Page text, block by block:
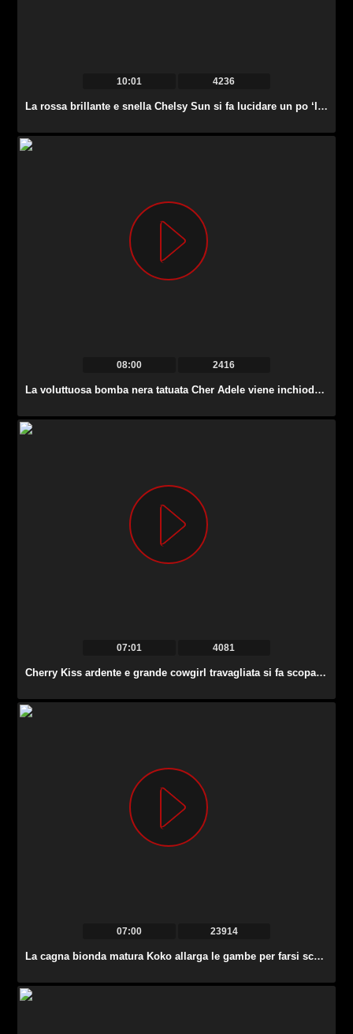
10:01 4236
La rossa brillante e snella Chelsy Sun si fa lucidare un po ‘l’ano dallo stallone.
08:00 2416
La voluttuosa bomba nera tatuata Cher Adele viene inchiodata alla pecorina dal suo fidanzato.
07:01 4081
Cherry Kiss ardente e grande cowgirl travagliata si fa scopare anale da dietro.
07:00 23914
La cagna bionda matura Koko allarga le gambe per farsi scopare la sua vecchia fica rasata.